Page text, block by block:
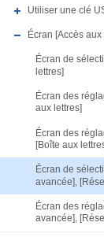
Utiliser une clé
Écran [Accès
Écran de
lettres]
Écran des
aux lettres]
Écran des
[Boîte aux
Écran de
avancée],
Écran des
avancée],